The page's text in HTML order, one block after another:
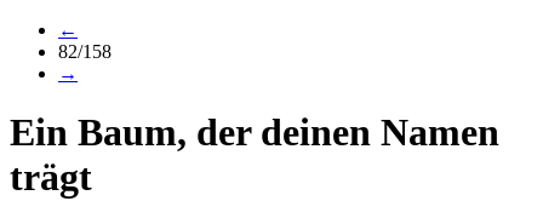
←
82/158
→
Ein Baum, der deinen Namen
trägt